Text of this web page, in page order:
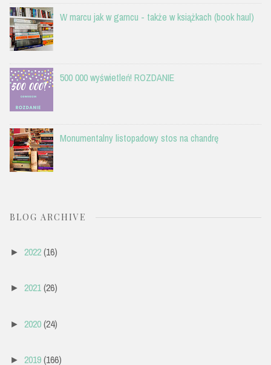
W marcu jak w garncu - także w książkach (book haul)
500 000 wyświetleń! ROZDANIE
Monumentalny listopadowy stos na chandrę
BLOG ARCHIVE
► 2022(16)
► 2021(26)
► 2020(24)
► 2019(166)